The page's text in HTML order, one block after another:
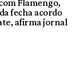
Flamengo,
fecha acordo
afirma jornal